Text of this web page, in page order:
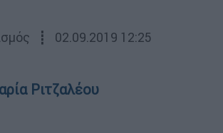
┋ 02.09.2019 12:25
Ριτζαλέου